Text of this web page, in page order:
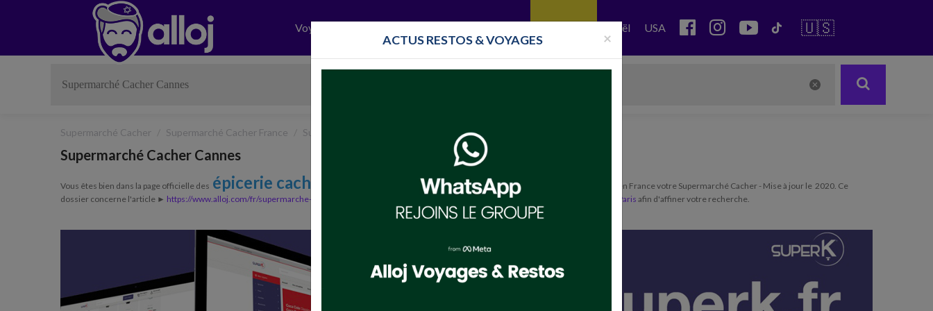
Voyages Israël USA 🇺🇸
Supermarché Cacher Supermarché Cacher France Supermarché Cacher Cannes
Supermarché Cacher Cannes
Vous êtes bien dans la page officielle des épicerie cacher à Cannes . Trouvez à proximité du 06400, dans le département () en en France votre Supermarché Cacher - Mise à jour le 2020. Ce
dossier concerne l'article ► https://www.alloj.com/fr/supermarche-cacher.html - Supermarché Cacher Cannes. voir aussitoutes les épiceries cacher à Paris afin d'affiner votre recherche.
×
ACTUS RESTOS & VOYAGES